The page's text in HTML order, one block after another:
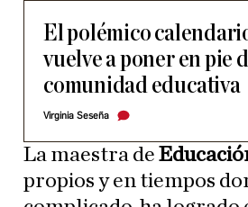
El polémico
vuelve a poner en pie
comunidad educativa
Virginia Seseña
La maestra de
propios y en tiempos